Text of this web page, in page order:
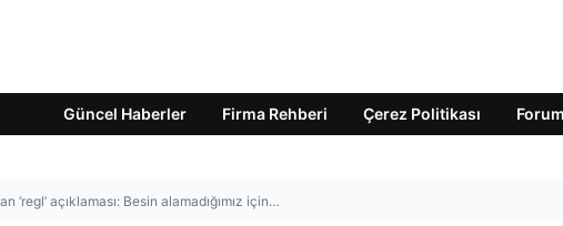
Güncel Haberler Firma Rehberi Çerez Politikası Forum
‘regl’ açıklaması: Besin alamadığımız için…